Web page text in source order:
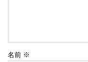
名前 ※